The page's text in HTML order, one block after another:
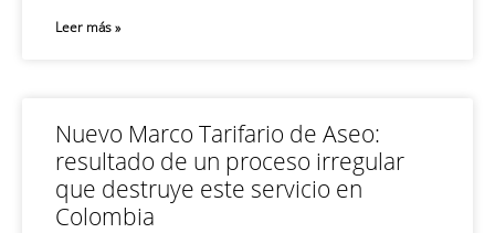
Leer más »
Nuevo Marco Tarifario de Aseo:
resultado de un proceso irregular
que destruye este servicio en
Colombia